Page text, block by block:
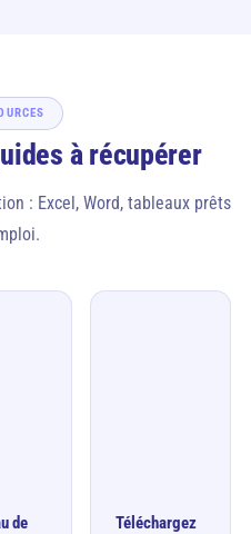
à récupérer
: Excel, Word, tableaux prêts
de
Téléchargez